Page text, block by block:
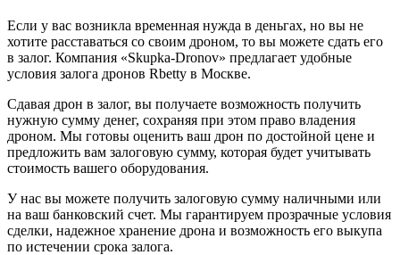
Если у вас возникла временная нужда в деньгах, но вы не
хотите расставаться со своим дроном, то вы можете сдать его
в залог. Компания «Skupka-Dronov» предлагает удобные
условия залога дронов Rbetty в Москве.
Сдавая дрон в залог, вы получаете возможность получить
нужную сумму денег, сохраняя при этом право владения
дроном. Мы готовы оценить ваш дрон по достойной цене и
предложить вам залоговую сумму, которая будет учитывать
стоимость вашего оборудования.
У нас вы можете получить залоговую сумму наличными или
на ваш банковский счет. Мы гарантируем прозрачные условия
сделки, надежное хранение дрона и возможность его выкупа
по истечении срока залога.